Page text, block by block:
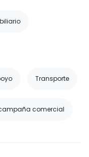
Transporte
comercial